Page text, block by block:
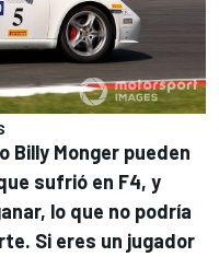
Billy Monger pueden
sufrió en F4, y
lo que no podría
Si eres un jugador